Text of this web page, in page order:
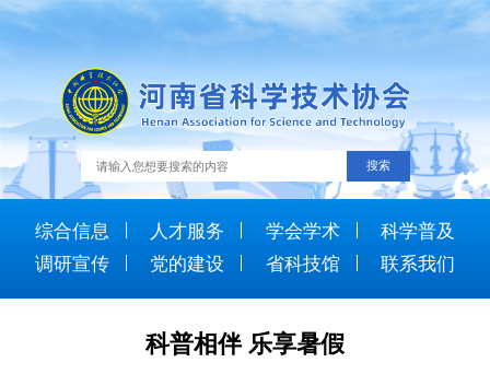
综合信息 人才服务 学会学术
科学普及
调研宣传
党的建设 省科技馆 联系我们
科普相伴 乐享暑假